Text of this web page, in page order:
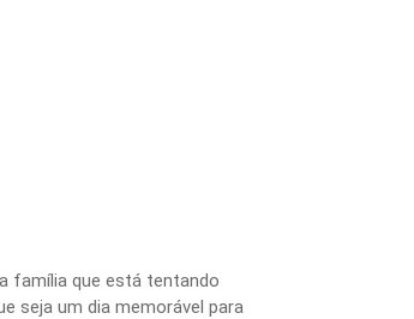
família que está tentando
seja um dia memorável para